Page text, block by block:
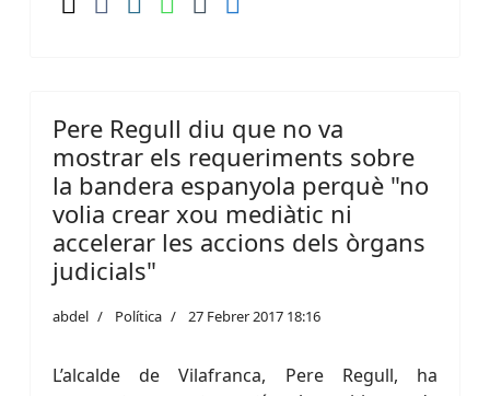
Pere Regull diu que no va
mostrar els requeriments sobre
la bandera espanyola perquè "no
volia crear xou mediàtic ni
accelerar les accions dels òrgans
judicials"
abdel Política 27 Febrer 2017 18:16
L’alcalde de Vilafranca, Pere Regull, ha